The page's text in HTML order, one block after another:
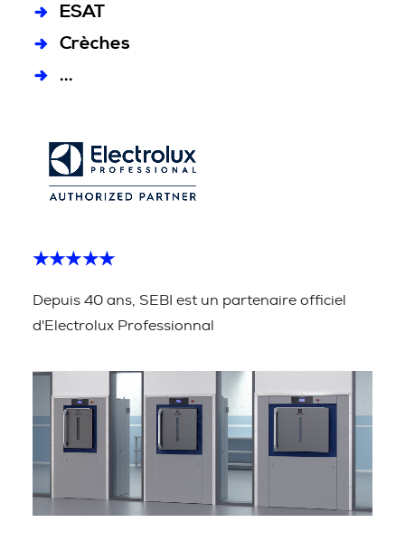
ESAT
Crèches
...
★★★★★
Depuis 40 ans, SEBI est un partenaire officiel
d'Electrolux Professionnal